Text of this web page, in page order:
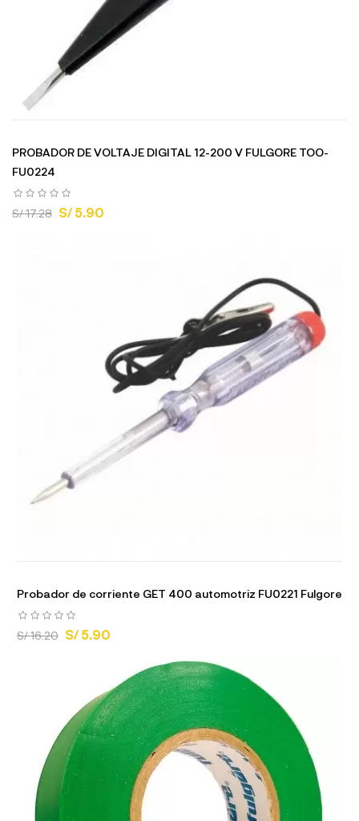
PROBADOR DE VOLTAJE DIGITAL 12-200 V FULGORE TOO-
FU0224
S/ 17.28 S/ 5.90
Probador de corriente GET 400 automotriz FU0221 Fulgore
S/ 16.20 S/ 5.90